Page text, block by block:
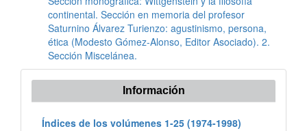
continental. Sección en memoria del profesor
Saturnino Álvarez Turienzo: agustinismo, persona,
ética (Modesto Gómez-Alonso, Editor Asociado). 2.
Sección Miscelánea.
Información
Índices de los volúmenes 1-25 (1974-1998)